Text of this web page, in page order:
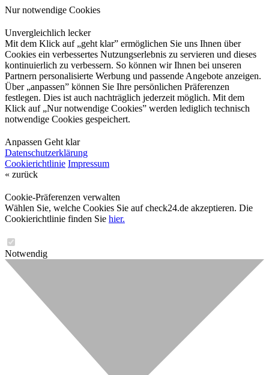
Nur notwendige Cookies
Unvergleichlich lecker
Mit dem Klick auf „geht klar” ermöglichen Sie uns Ihnen über
Cookies ein verbessertes Nutzungserlebnis zu servieren und dieses
kontinuierlich zu verbessern. So können wir Ihnen bei unseren
Partnern personalisierte Werbung und passende Angebote anzeigen.
Über „anpassen” können Sie Ihre persönlichen Präferenzen
festlegen. Dies ist auch nachträglich jederzeit möglich. Mit dem
Klick auf „Nur notwendige Cookies” werden lediglich technisch
notwendige Cookies gespeichert.
Anpassen Geht klar
Datenschutzerklärung
Cookierichtlinie Impressum
« zurück
Cookie-Präferenzen verwalten
Wählen Sie, welche Cookies Sie auf check24.de akzeptieren. Die
Cookierichtlinie finden Sie hier.
Notwendig